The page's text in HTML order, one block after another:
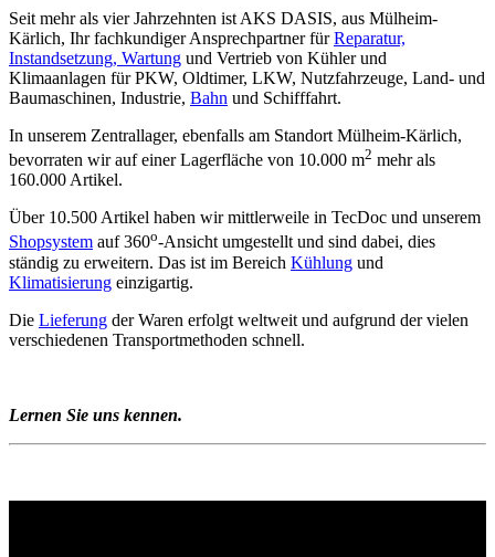
Seit mehr als vier Jahrzehnten ist AKS DASIS, aus Mülheim-
Kärlich, Ihr fachkundiger Ansprechpartner fürReparatur,
Instandsetzung, Wartung und Vertrieb von Kühler und
Klimaanlagen für PKW, Oldtimer, LKW, Nutzfahrzeuge, Land- und
Baumaschinen, Industrie, Bahn und Schifffahrt.
In unserem Zentrallager, ebenfalls am Standort Mülheim-Kärlich,
bevorraten wir auf einer Lagerfläche von 10.000 m2 mehr als
160.000 Artikel.
Über 10.500 Artikel haben wir mittlerweile in TecDoc und unserem
Shopsystem auf 360o-Ansicht umgestellt und sind dabei, dies
ständig zu erweitern. Das ist im Bereich Kühlung und
Klimatisierung einzigartig.
Die Lieferung der Waren erfolgt weltweit und aufgrund der vielen
verschiedenen Transportmethoden schnell.
Lernen Sie uns kennen.